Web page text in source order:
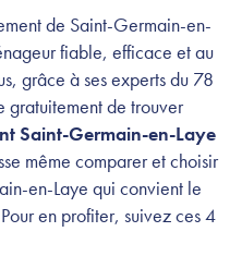
de Saint-Germain-en-
fiable, efficace et au
grâce à ses experts du 78
gratuitement de trouver
Saint-Germain-en-Laye
même comparer et choisir
en-Laye qui convient le
en profiter, suivez ces 4